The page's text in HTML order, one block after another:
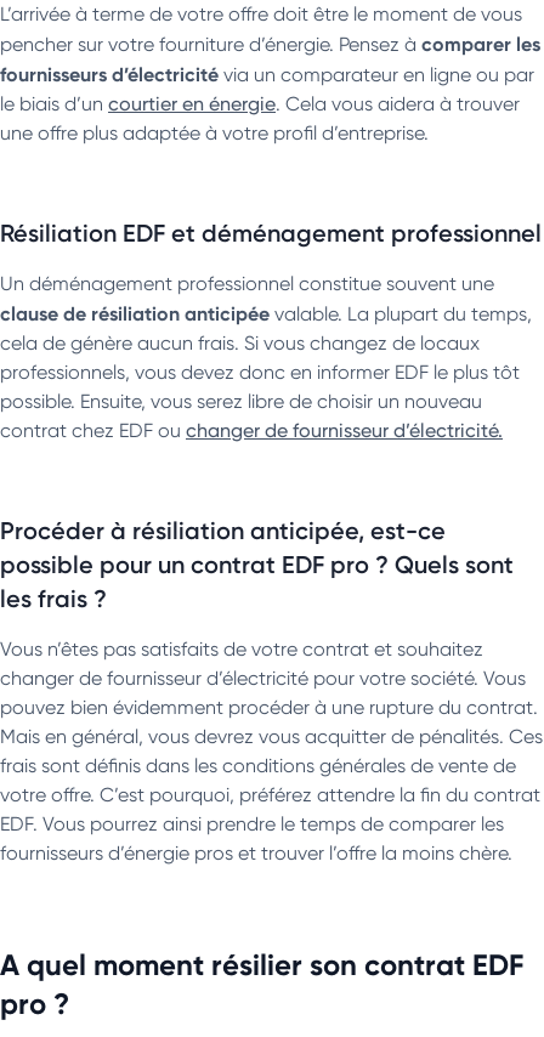
L’arrivée à terme de votre offre doit être le moment de vous
pencher sur votre fourniture d’énergie. Pensez à comparer les
fournisseurs d’électricité via un comparateur en ligne ou par
le biais d’un courtier en énergie. Cela vous aidera à trouver
une offre plus adaptée à votre profil d’entreprise.
Résiliation EDF et déménagement professionnel
Un déménagement professionnel constitue souvent une
clause de résiliation anticipée valable. La plupart du temps,
cela de génère aucun frais. Si vous changez de locaux
professionnels, vous devez donc en informer EDF le plus tôt
possible. Ensuite, vous serez libre de choisir un nouveau
contrat chez EDF ou changer de fournisseur d’électricité.
Procéder à résiliation anticipée, est-ce
possible pour un contrat EDF pro ? Quels sont
les frais ?
Vous n’êtes pas satisfaits de votre contrat et souhaitez
changer de fournisseur d’électricité pour votre société. Vous
pouvez bien évidemment procéder à une rupture du contrat.
Mais en général, vous devrez vous acquitter de pénalités. Ces
frais sont définis dans les conditions générales de vente de
votre offre. C’est pourquoi, préférez attendre la fin du contrat
EDF. Vous pourrez ainsi prendre le temps de comparer les
fournisseurs d’énergie pros et trouver l’offre la moins chère.
A quel moment résilier son contrat EDF
pro ?